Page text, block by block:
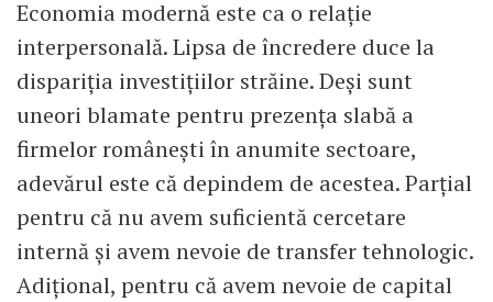
Economia modernă este ca o relație
interpersonală. Lipsa de încredere duce la
dispariția investițiilor străine. Deși sunt
uneori blamate pentru prezența slabă a
firmelor românești în anumite sectoare,
adevărul este că depindem de acestea. Parțial
pentru că nu avem suficientă cercetare
internă și avem nevoie de transfer tehnologic.
Adițional, pentru că avem nevoie de capital